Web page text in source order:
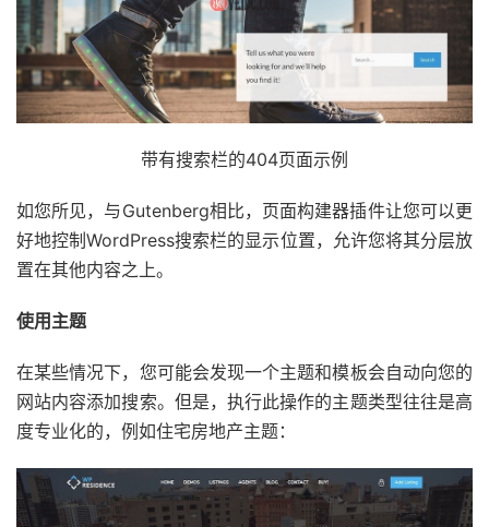
带有搜索栏的404页面示例
如您所见，与Gutenberg相比，页面构建器插件让您可以更
好地控制WordPress搜索栏的显示位置，允许您将其分层放
置在其他内容之上。
使用主题
在某些情况下，您可能会发现一个主题和模板会自动向您的
网站内容添加搜索。但是，执行此操作的主题类型往往是高
度专业化的，例如住宅房地产主题：